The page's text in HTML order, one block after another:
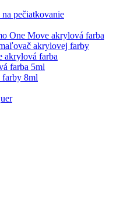
pečiatkovanie
One Move akrylová farba
akrylovej farby
akrylová farba
farba 5ml
farby 8ml